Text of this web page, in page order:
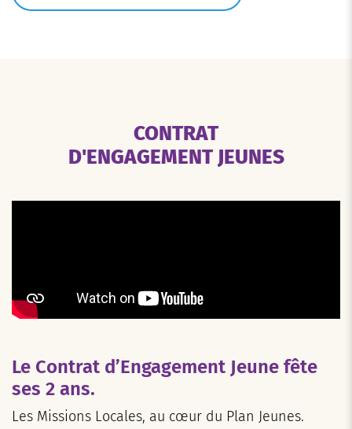
CONTRAT
D'ENGAGEMENT JEUNES
Le Contrat d’Engagement Jeune fête
ses 2 ans.
Les Missions Locales, au cœur du Plan Jeunes.